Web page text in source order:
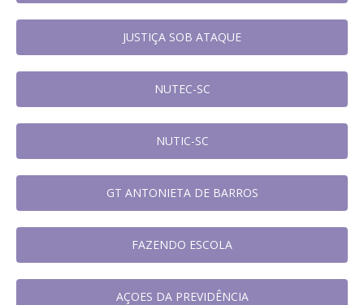
JUSTIÇA SOB ATAQUE
NUTEC-SC
NUTIC-SC
GT ANTONIETA DE BARROS
FAZENDO ESCOLA
AÇOES DA PREVIDÊNCIA